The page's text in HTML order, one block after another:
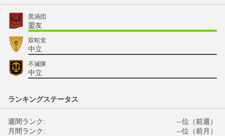
黒渦団
盟友
双蛇党
中立
不滅隊
中立
ランキングステータス
週間ランク:
--位（前週）
月間ランク:
--位（前月）